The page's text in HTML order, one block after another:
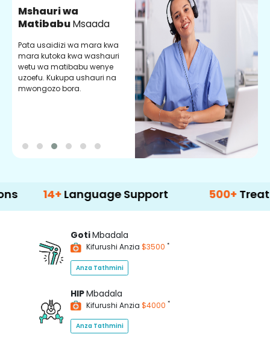
Mshauri wa
MatibabuMsaada
Pata usaidizi wa mara kwa
mara kutoka kwa washauri
wetu wa matibabu wenye
uzoefu. Kukupa ushauri na
mwongozo bora.
Language Support 500+ Treatment
GotiMbadala
Kifurushi Anzia $3500 *
Anza Tathmini
HIPMbadala
Kifurushi Anzia $4000 *
Anza Tathmini